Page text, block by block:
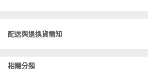
配送與退換貨需知
相關分類